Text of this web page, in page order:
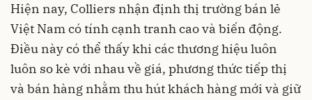
Hiện nay, Colliers nhận định thị trường bán lẻ
Việt Nam có tính cạnh tranh cao và biến động.
Điều này có thể thấy khi các thương hiệu luôn
luôn so kè với nhau về giá, phương thức tiếp thị
và bán hàng nhằm thu hút khách hàng mới và giữ